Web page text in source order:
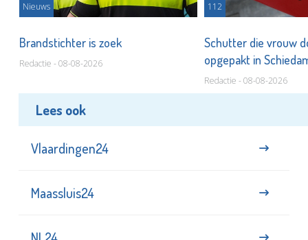
Nieuws
Brandstichter is zoek
Redactie - 08-08-2026
112
Schutter die vrouw
opgepakt in
Redactie - 08-08-2026
Lees ook
Vlaardingen24
Maassluis24